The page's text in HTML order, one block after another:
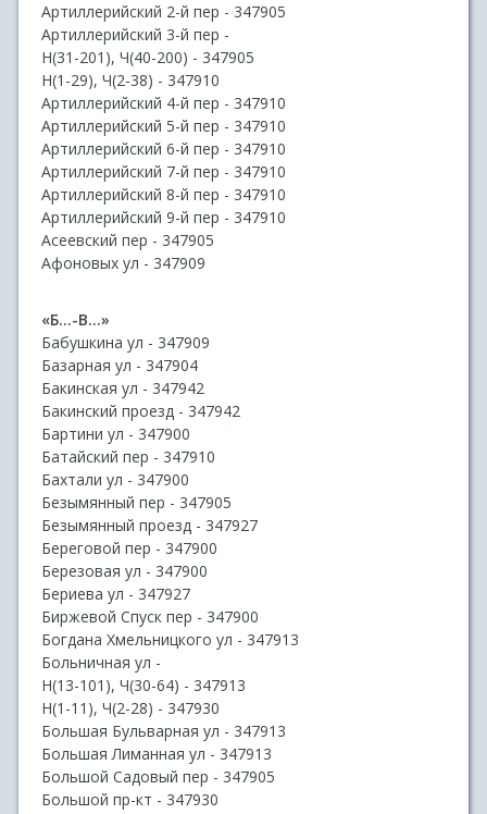
Артиллерийский 2-й пер - 347905
Артиллерийский 3-й пер -
Н(31-201), Ч(40-200) - 347905
Н(1-29), Ч(2-38) - 347910
Артиллерийский 4-й пер - 347910
Артиллерийский 5-й пер - 347910
Артиллерийский 6-й пер - 347910
Артиллерийский 7-й пер - 347910
Артиллерийский 8-й пер - 347910
Артиллерийский 9-й пер - 347910
Асеевский пер - 347905
Афоновых ул - 347909
«Б...-В...»
Бабушкина ул - 347909
Базарная ул - 347904
Бакинская ул - 347942
Бакинский проезд - 347942
Бартини ул - 347900
Батайский пер - 347910
Бахтали ул - 347900
Безымянный пер - 347905
Безымянный проезд - 347927
Береговой пер - 347900
Березовая ул - 347900
Бериева ул - 347927
Биржевой Спуск пер - 347900
Богдана Хмельницкого ул - 347913
Больничная ул -
Н(13-101), Ч(30-64) - 347913
Н(1-11), Ч(2-28) - 347930
Большая Бульварная ул - 347913
Большая Лиманная ул - 347913
Большой Садовый пер - 347905
Большой пр-кт - 347930